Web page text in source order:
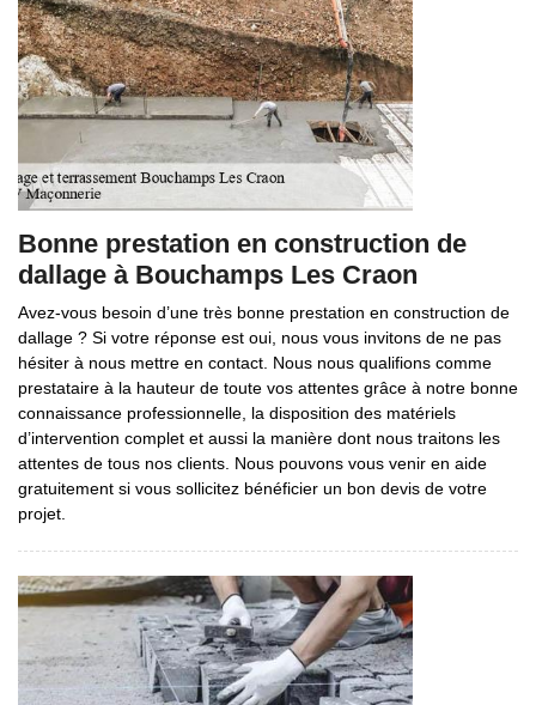
Bonne prestation en construction de
dallage à Bouchamps Les Craon
Avez-vous besoin d’une très bonne prestation en construction de
dallage ? Si votre réponse est oui, nous vous invitons de ne pas
hésiter à nous mettre en contact. Nous nous qualifions comme
prestataire à la hauteur de toute vos attentes grâce à notre bonne
connaissance professionnelle, la disposition des matériels
d’intervention complet et aussi la manière dont nous traitons les
attentes de tous nos clients. Nous pouvons vous venir en aide
gratuitement si vous sollicitez bénéficier un bon devis de votre
projet.